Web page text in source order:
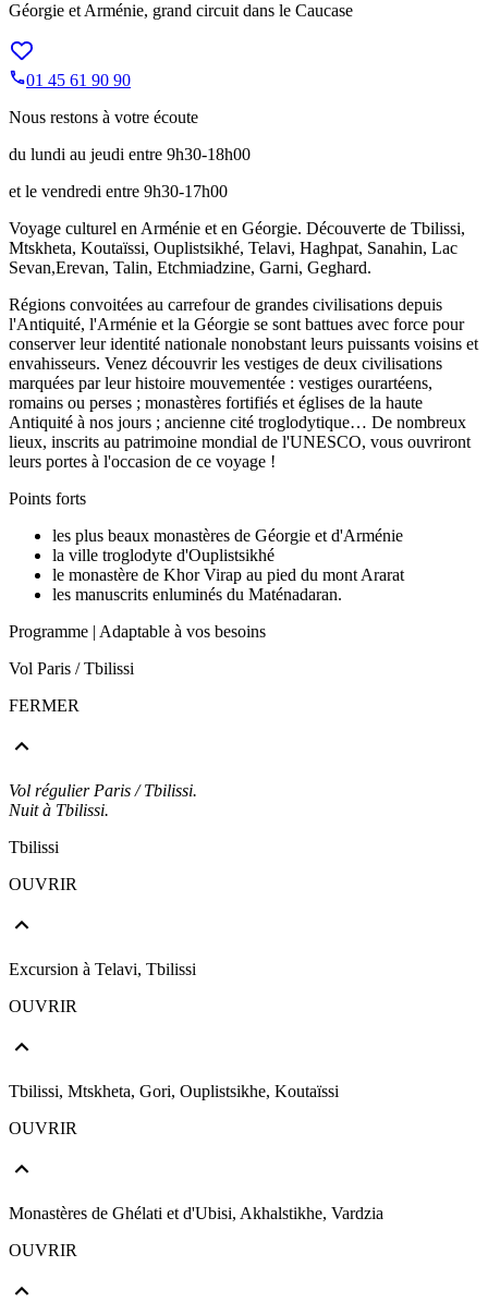
Géorgie et Arménie, grand circuit dans le Caucase
01 45 61 90 90
Nous restons à votre écoute
du lundi au jeudi entre 9h30-18h00
et le vendredi entre 9h30-17h00
Voyage culturel en Arménie et en Géorgie. Découverte de Tbilissi,
Mtskheta, Koutaïssi, Ouplistsikhé, Telavi, Haghpat, Sanahin, Lac
Sevan,Erevan, Talin, Etchmiadzine, Garni, Geghard.
Régions convoitées au carrefour de grandes civilisations depuis
l'Antiquité, l'Arménie et la Géorgie se sont battues avec force pour
conserver leur identité nationale nonobstant leurs puissants voisins et
envahisseurs. Venez découvrir les vestiges de deux civilisations
marquées par leur histoire mouvementée : vestiges ourartéens,
romains ou perses ; monastères fortifiés et églises de la haute
Antiquité à nos jours ; ancienne cité troglodytique… De nombreux
lieux, inscrits au patrimoine mondial de l'UNESCO, vous ouvriront
leurs portes à l'occasion de ce voyage !
Points forts
les plus beaux monastères de Géorgie et d'Arménie
la ville troglodyte d'Ouplistsikhé
le monastère de Khor Virap au pied du mont Ararat
les manuscrits enluminés du Maténadaran.
Programme | Adaptable à vos besoins
Vol Paris / Tbilissi
FERMER
Vol régulier Paris / Tbilissi.
Nuit à Tbilissi.
Tbilissi
OUVRIR
Excursion à Telavi, Tbilissi
OUVRIR
Tbilissi, Mtskheta, Gori, Ouplistsikhe, Koutaïssi
OUVRIR
Monastères de Ghélati et d'Ubisi, Akhalstikhe, Vardzia
OUVRIR